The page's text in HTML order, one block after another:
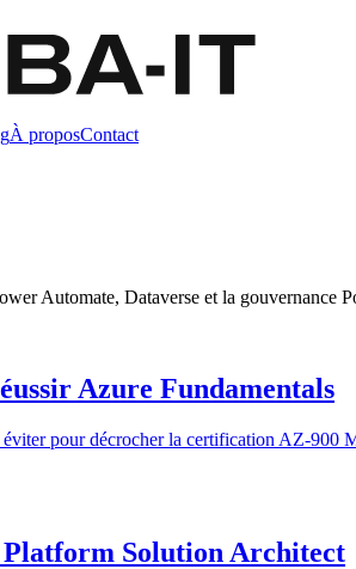
À proposContact
Automate, Dataverse et la gouvernance
Azure Fundamentals
pour décrocher la certification AZ-
Solution Architect